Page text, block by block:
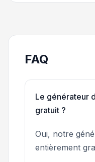
FAQ
Le générateur
gratuit ?
Oui, notre
entièrement